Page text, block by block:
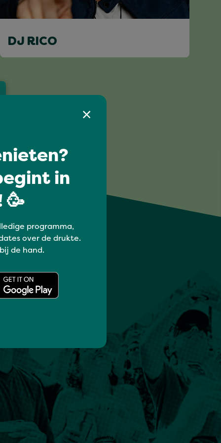
DJ RICO
in
🥳
programma,
over de drukte.
de hand.